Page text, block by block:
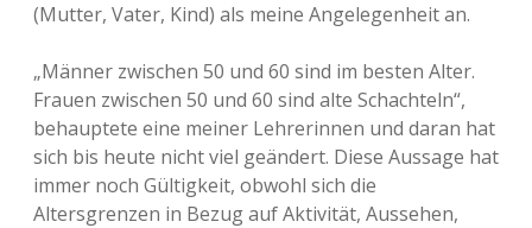
(Mutter, Vater, Kind) als meine Angelegenheit an.
„Männer zwischen 50 und 60 sind im besten Alter.
Frauen zwischen 50 und 60 sind alte Schachteln“,
behauptete eine meiner Lehrerinnen und daran hat
sich bis heute nicht viel geändert. Diese Aussage hat
immer noch Gültigkeit, obwohl sich die
Altersgrenzen in Bezug auf Aktivität, Aussehen,